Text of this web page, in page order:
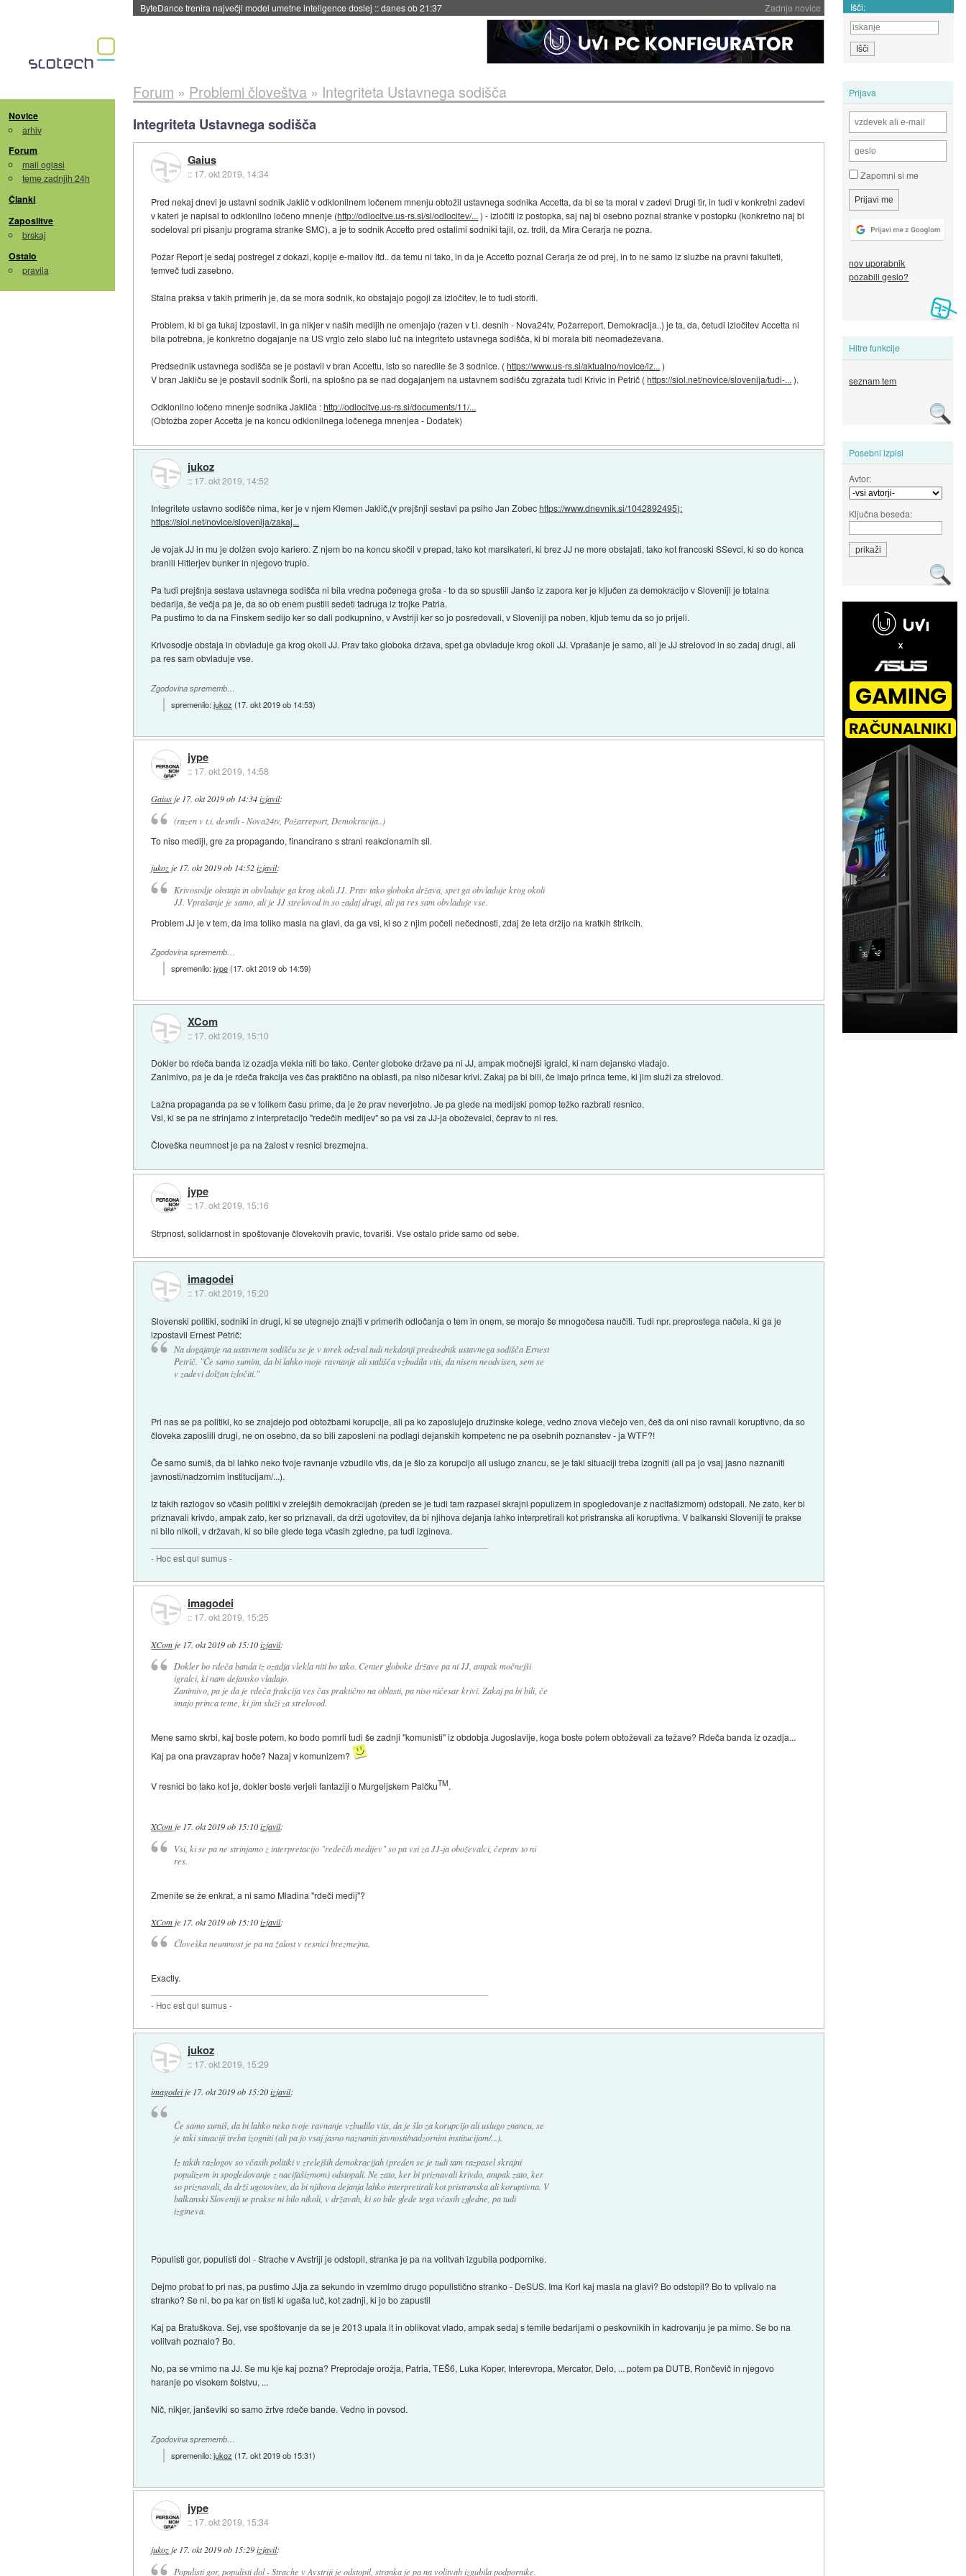
Zadnje novice
Spletne strani začele streči oglase za agente umetne inteligence::danes ob 21:23 Išči:
Novice
arhiv
Forum
mali oglasi
teme zadnjih 24h
Članki
Zaposlitve
brskaj
Ostalo
pravila
Prijava
Zapomni si me
nov uporabnik
pozabili geslo?
Hitre funkcije
seznam tem
Posebni izpisi
Avtor:
Ključna beseda:
Forum » Problemi človeštva» Integriteta Ustavnega sodišča
Integriteta Ustavnega sodišča
Gaius
:: 17. okt 2019, 14:34
Pred nekaj dnevi je ustavni sodnik Jaklič v odklonilnem ločenem mnenju obtožil ustavnega sodnika Accetta, da bi se ta moral v zadevi Drugi tir, in tudi v konkretni zadevi
v kateri je napisal to odklonilno ločeno mnenje (http://odlocitve.us-rs.si/sl/odlocitev/... ) - izločiti iz postopka, saj naj bi osebno poznal stranke v postopku (konkretno naj bi
sodeloval pri pisanju programa stranke SMC), a je to sodnik Accetto pred ostalimi sodniki tajil, oz. trdil, da Mira Cerarja ne pozna.
Požar Report je sedaj postregel z dokazi, kopije e-mailov itd.. da temu ni tako, in da je Accetto poznal Cerarja že od prej, in to ne samo iz službe na pravni fakulteti,
temveč tudi zasebno.
Stalna praksa v takih primerih je, da se mora sodnik, ko obstajajo pogoji za izločitev, le to tudi storiti.
Problem, ki bi ga tukaj izpostavil, in ga nikjer v naših medijih ne omenjajo (razen v t.i. desnih - Nova24tv, Požarreport, Demokracija..) je ta, da, četudi izločitev Accetta ni
bila potrebna, je konkretno dogajanje na US vrglo zelo slabo luč na integriteto ustavnega sodišča, ki bi morala biti neomadeževana.
Predsednik ustavnega sodišča se je postavil v bran Accettu, isto so naredile še 3 sodnice. (https://www.us-rs.si/aktualno/novice/iz... )
V bran Jakliču se je postavil sodnik Šorli, na splošno pa se nad dogajanjem na ustavnem sodišču zgražata tudi Krivic in Petrič (https://siol.net/novice/slovenija/tudi-... ).
Odklonilno ločeno mnenje sodnika Jakliča :http://odlocitve.us-rs.si/documents/11/...
(Obtožba zoper Accetta je na koncu odklonilnega ločenega mnenjea - Dodatek)
jukoz
:: 17. okt 2019, 14:52
Integritete ustavno sodišče nima, ker je v njem Klemen Jaklič,(v prejšnji sestavi pa psiho Jan Zobechttps://www.dnevnik.si/1042892495):
https://siol.net/novice/slovenija/zakaj...
Je vojak JJ in mu je dolžen svojo kariero. Z njem bo na koncu skočil v prepad, tako kot marsikateri, ki brez JJ ne more obstajati, tako kot francoski SSevci, ki so do konca
branili Hitlerjev bunker in njegovo truplo.
Pa tudi prejšnja sestava ustavnega sodišča ni bila vredna počenega groša - to da so spustili Janšo iz zapora ker je ključen za demokracijo v Sloveniji je totalna
bedarija, še večja pa je, da so ob enem pustili sedeti tadruga iz trojke Patria.
Pa pustimo to da na Finskem sedijo ker so dali podkupnino, v Avstriji ker so jo posredovali, v Sloveniji pa noben, kljub temu da so jo prijeli.
Krivosodje obstaja in obvladuje ga krog okoli JJ. Prav tako globoka država, spet ga obvladuje krog okoli JJ. Vprašanje je samo, ali je JJ strelovod in so zadaj drugi, ali
pa res sam obvladuje vse.
Zgodovina sprememb…
spremenilo:jukoz (17. okt 2019 ob 14:53)
jype
:: 17. okt 2019, 14:58
Gaius je 17. okt 2019 ob 14:34 izjavil:
(razen v t.i. desnih - Nova24tv, Požarreport, Demokracija..)
To niso mediji, gre za propagando, financirano s strani reakcionarnih sil.
jukozje 17. okt 2019 ob 14:52 izjavil:
Krivosodje obstaja in obvladuje ga krog okoli JJ. Prav tako globoka država, spet ga obvladuje krog okoli
JJ. Vprašanje je samo, ali je JJ strelovod in so zadaj drugi, ali pa res sam obvladuje vse.
Problem JJ je v tem, da ima toliko masla na glavi, da ga vsi, ki so z njim počeli nečednosti, zdaj že leta držijo na kratkih štrikcih.
Zgodovina sprememb…
spremenilo:jype(17. okt 2019 ob 14:59)
XCom
:: 17. okt 2019, 15:10
Dokler bo rdeča banda iz ozadja vlekla niti bo tako. Center globoke države pa ni JJ, ampak močnejši igralci, ki nam dejansko vladajo.
Zanimivo, pa je da je rdeča frakcija ves čas praktično na oblasti, pa niso ničesar krivi. Zakaj pa bi bili, če imajo princa teme, ki jim služi za strelovod.
Lažna propaganda pa se v tolikem času prime, da je že prav neverjetno. Je pa glede na medijski pomop težko razbrati resnico.
Vsi, ki se pa ne strinjamo z interpretacijo "redečih medijev" so pa vsi za JJ-ja oboževalci, čeprav to ni res.
Človeška neumnost je pa na žalost v resnici brezmejna.
jype
:: 17. okt 2019, 15:16
Strpnost, solidarnost in spoštovanje človekovih pravic, tovariši. Vse ostalo pride samo od sebe.
imagodei
:: 17. okt 2019, 15:20
Slovenski politiki, sodniki in drugi, ki se utegnejo znajti v primerih odločanja o tem in onem, se morajo še mnogočesa naučiti. Tudi npr. preprostega načela, ki ga je
izpostavil Ernest Petrič:
Na dogajanje na ustavnem sodišču se je v torek odzval tudi nekdanji predsednik ustavnega sodišča Ernest
Petrič. "Če samo sumim, da bi lahko moje ravnanje ali stališča vzbudila vtis, da nisem neodvisen, sem se
v zadevi dolžan izločiti."
Pri nas se pa politiki, ko se znajdejo pod obtožbami korupcije, ali pa ko zaposlujejo družinske kolege, vedno znova vlečejo ven, češ da oni niso ravnali koruptivno, da so
človeka zaposlili drugi, ne on osebno, da so bili zaposleni na podlagi dejanskih kompetenc ne pa osebnih poznanstev - ja WTF?!
Če samo sumiš, da bi lahko neko tvoje ravnanje vzbudilo vtis, da je šlo za korupcijo ali uslugo znancu, se je taki situaciji treba izogniti (ali pa jo vsaj jasno naznaniti
javnosti/nadzornim institucijam/...).
Iz takih razlogov so včasih politiki v zrelejših demokracijah (preden se je tudi tam razpasel skrajni populizem in spogledovanje z nacifašizmom) odstopali. Ne zato, ker bi
priznavali krivdo, ampak zato, ker so priznavali, da drži ugotovitev, da bi njihova dejanja lahko interpretirali kot pristranska ali koruptivna. V balkanski Sloveniji te prakse
ni bilo nikoli, v državah, ki so bile glede tega včasih zgledne, pa tudi izgineva.
- Hoc est qui sumus -
imagodei
:: 17. okt 2019, 15:25
XCom je 17. okt 2019 ob 15:10 izjavil:
Dokler bo rdeča banda iz ozadja vlekla niti bo tako. Center globoke države pa ni JJ, ampak močnejši
igralci, ki nam dejansko vladajo.
Zanimivo, pa je da je rdeča frakcija ves čas praktično na oblasti, pa niso ničesar krivi. Zakaj pa bi bili, če
imajo princa teme, ki jim služi za strelovod.
Mene samo skrbi, kaj boste potem, ko bodo pomrli tudi še zadnji "komunisti" iz obdobja Jugoslavije, koga boste potem obtoževali za težave? Rdeča banda iz ozadja...
Kaj pa ona pravzaprav hoče? Nazaj v komunizem?
V resnici bo tako kot je, dokler boste verjeli fantaziji o Murgeljskem PalčkuTM.
XComje 17. okt 2019 ob 15:10 izjavil:
Vsi, ki se pa ne strinjamo z interpretacijo "redečih medijev" so pa vsi za JJ-ja oboževalci, čeprav to ni
res.
Zmenite se že enkrat, a ni samo Mladina "rdeči medij"?
XCom je 17. okt 2019 ob 15:10 izjavil:
Človeška neumnost je pa na žalost v resnici brezmejna.
Exactly.
- Hoc est qui sumus -
jukoz
:: 17. okt 2019, 15:29
imagodeije 17. okt 2019 ob 15:20 izjavil:
Če samo sumiš, da bi lahko neko tvoje ravnanje vzbudilo vtis, da je šlo za korupcijo ali uslugo znancu, se
je taki situaciji treba izogniti (ali pa jo vsaj jasno naznaniti javnosti/nadzornim institucijam/...).
Iz takih razlogov so včasih politiki v zrelejših demokracijah (preden se je tudi tam razpasel skrajni
populizem in spogledovanje z nacifašizmom) odstopali. Ne zato, ker bi priznavali krivdo, ampak zato, ker
so priznavali, da drži ugotovitev, da bi njihova dejanja lahko interpretirali kot pristranska ali koruptivna. V
balkanski Sloveniji te prakse ni bilo nikoli, v državah, ki so bile glede tega včasih zgledne, pa tudi
izgineva.
Populisti gor, populisti dol - Strache v Avstriji je odstopil, stranka je pa na volitvah izgubila podpornike.
Dejmo probat to pri nas, pa pustimo JJja za sekundo in vzemimo drugo populistično stranko - DeSUS. Ima Korl kaj masla na glavi? Bo odstopil? Bo to vplivalo na
stranko? Se ni, bo pa kar on tisti ki ugaša luč, kot zadnji, ki jo bo zapustil
Kaj pa Bratuškova. Sej, vse spoštovanje da se je 2013 upala it in oblikovat vlado, ampak sedaj s temile bedarijami o peskovnikih in kadrovanju je pa mimo. Se bo na
volitvah poznalo? Bo.
No, pa se vrnimo na JJ. Se mu kje kaj pozna? Preprodaje orožja, Patria, TEŠ6, Luka Koper, Interevropa, Mercator, Delo, ... potem pa DUTB, Rončevič in njegovo
haranje po visokem šolstvu, ...
Nič, nikjer, janševiki so samo žrtve rdeče bande. Vedno in povsod.
Zgodovina sprememb…
spremenilo:jukoz (17. okt 2019 ob 15:31)
jype
:: 17. okt 2019, 15:34
jukoz je 17. okt 2019 ob 15:29 izjavil:
Populisti gor, populisti dol - Strache v Avstriji je odstopil, stranka je pa na volitvah izgubila podpornike.